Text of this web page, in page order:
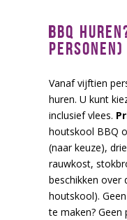
BBQ
PERSONEN)
Vanaf vijftien
huren. U kunt
inclusief vlees.
houtskool BBQ
(naar keuze),
rauwkost,
beschikken over
houtskool).
te maken? Geen